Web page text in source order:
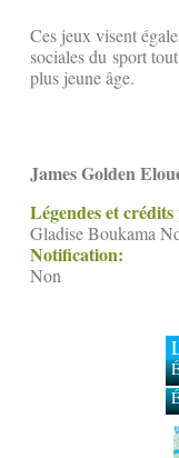
Ces jeux visent
sociales du sport
plus jeune âge.
James Golden
Légendes et
Gladise Boukama
Notification:
Non